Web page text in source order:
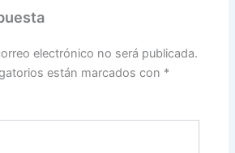
electrónico no será publicada.
están marcados con *